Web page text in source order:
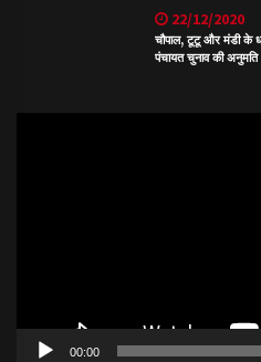
22/12/2020
चौपाल, टूटू और मंडी के
पंचायत चुनाव की अनुमति
00:00